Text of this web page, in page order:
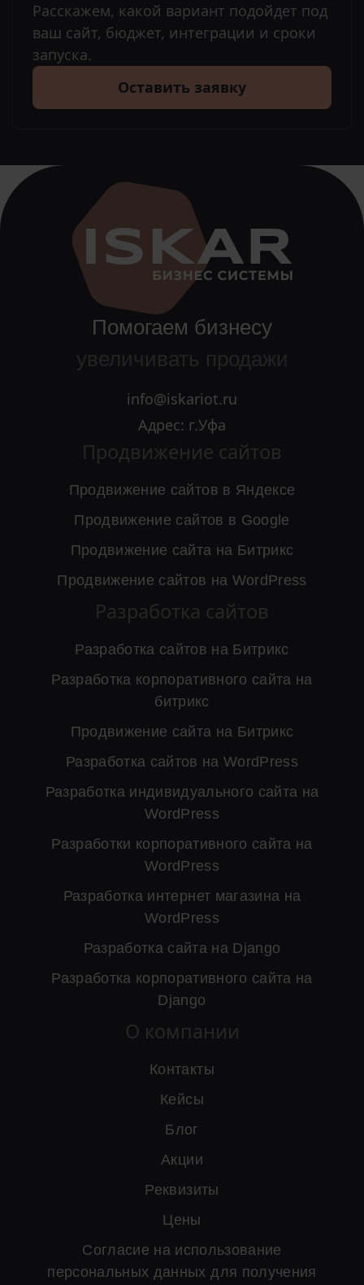
Расскажем, какой вариант подойдет под
ваш сайт, бюджет, интеграции и сроки
запуска.
Оставить заявку
Помогаем бизнесу
увеличивать продажи
info@iskariot.ru
Адрес: г.Уфа
Продвижение сайтов
Продвижение сайтов в Яндексе
Продвижение сайтов в Google
Продвижение сайта на Битрикс
Продвижение сайтов на WordPress
Разработка сайтов
Разработка сайтов на Битрикс
Разработка корпоративного сайта на
битрикс
Продвижение сайта на Битрикс
Разработка сайтов на WordPress
Разработка индивидуального сайта на
WordPress
Разработки корпоративного сайта на
WordPress
Разработка интернет магазина на
WordPress
Разработка сайта на Django
Разработка корпоративного сайта на
Django
О компании
Контакты
Кейсы
Блог
Акции
Реквизиты
Цены
Согласие на использование
персональных данных для получения